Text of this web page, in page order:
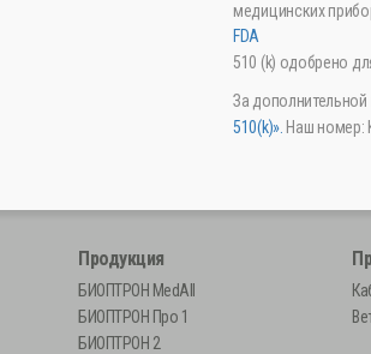
медицинских
FDA
510 (k) одобрено
За
510(k)». Наш номер:
Продукция
БИОПТРОН MedAll
БИОПТРОН Про 1
БИОПТРОН 2